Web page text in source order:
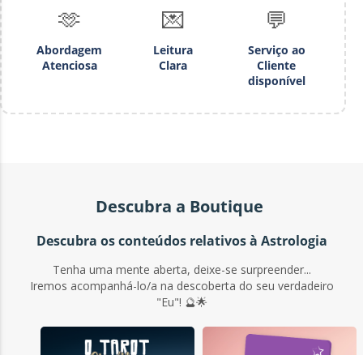
🫶
Abordagem
Atenciosa
💌
Leitura
Clara
💬
Serviço ao
Cliente
disponível
Descubra a Boutique
Descubra os conteúdos relativos à Astrologia
Tenha uma mente aberta, deixe-se surpreender...
Iremos acompanhá-lo/a na descoberta do seu verdadeiro
"Eu"! 🔮🌟